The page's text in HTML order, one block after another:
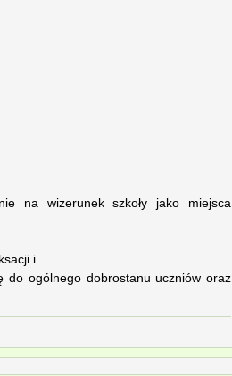
na wizerunek szkoły jako miejsca
i
do ogólnego dobrostanu uczniów oraz